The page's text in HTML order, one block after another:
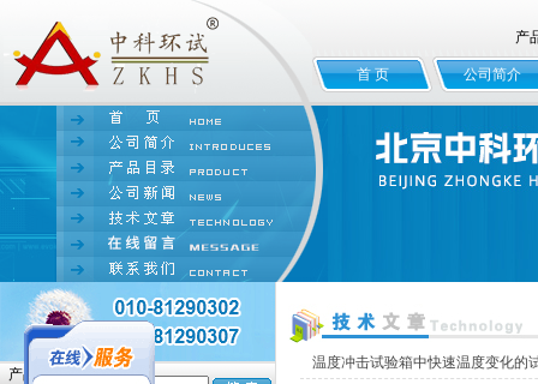
产
首 页 公司简介
产品
温度冲击试验箱中快速温度变化的